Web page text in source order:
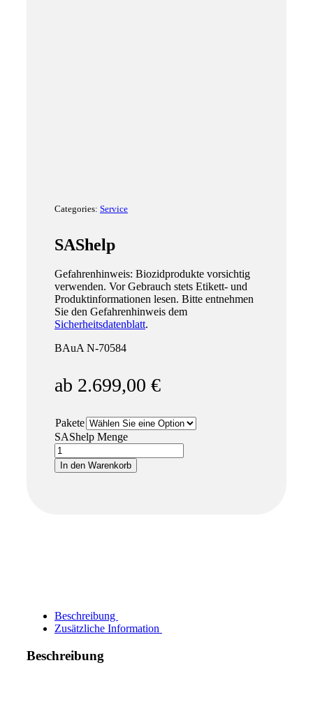
Categories: Service
SAShelp
Gefahrenhinweis: Biozidprodukte vorsichtig
verwenden. Vor Gebrauch stets Etikett- und
Produktinformationen lesen. Bitte entnehmen
Sie den Gefahrenhinweis dem
Sicherheitsdatenblatt.
BAuA N‑70584
ab 2.699,00 €
Pakete
SAShelp Menge
In den Warenkorb
Beschreibung
Zusätzliche Information
Beschreibung